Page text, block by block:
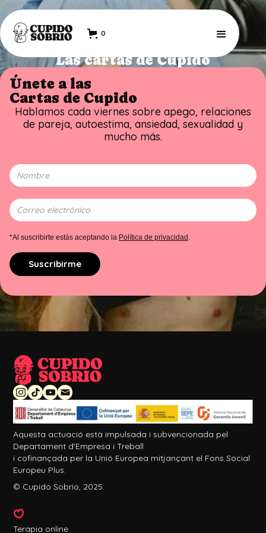
0
Las cartas de Cupido
Únete a las
Cartas de Cupido
Hablamos cada viernes sobre apego, relaciones
de pareja, autoestima, ansiedad, sexualidad y
mucho más.
*Al suscribirte estás aceptando la Política de privacidad .
Aquesta actuació està impulsada i subvencionada pel
Departament d’Empresa i Treball
i cofinançada per la Unió Europea mitjançant el Fons Social
Europeu Plus.
© Cupido Sobrio, 2025.
Terapia online